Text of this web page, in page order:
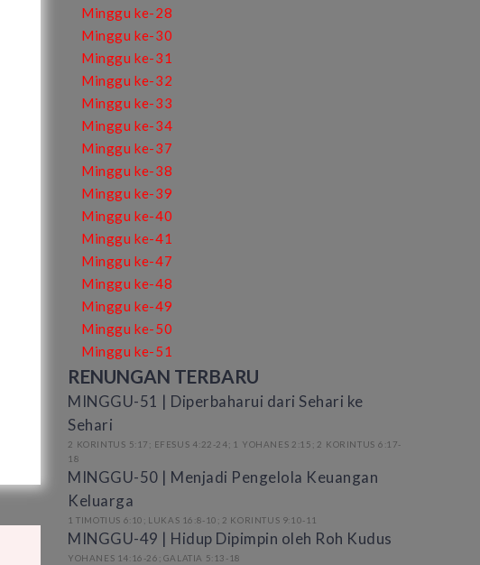
Minggu ke-28
Minggu ke-30
Minggu ke-31
Minggu ke-32
Minggu ke-33
Minggu ke-34
Minggu ke-37
Minggu ke-38
Minggu ke-39
Minggu ke-40
Minggu ke-41
Minggu ke-47
Minggu ke-48
Minggu ke-49
Minggu ke-50
Minggu ke-51
RENUNGAN TERBARU
MINGGU-51 | Diperbaharui dari Sehari ke
Sehari
2 KORINTUS 5:17; EFESUS 4:22-24; 1 YOHANES 2:15; 2 KORINTUS 6:17-
18
MINGGU-50 | Menjadi Pengelola Keuangan
Keluarga
1 TIMOTIUS 6:10; LUKAS 16:8-10; 2 KORINTUS 9:10-11
MINGGU-49 | Hidup Dipimpin oleh Roh Kudus
YOHANES 14:16-26; GALATIA 5:13-18